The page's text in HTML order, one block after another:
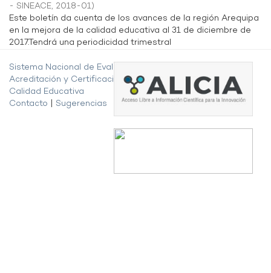
- SINEACE, 2018-01)
Este boletín da cuenta de los avances de la región Arequipa
en la mejora de la calidad educativa al 31 de diciembre de
2017.Tendrá una periodicidad trimestral
Sistema Nacional de Evaluación,
Acreditación y Certificación de la
Calidad Educativa
Contacto
Sugerencias